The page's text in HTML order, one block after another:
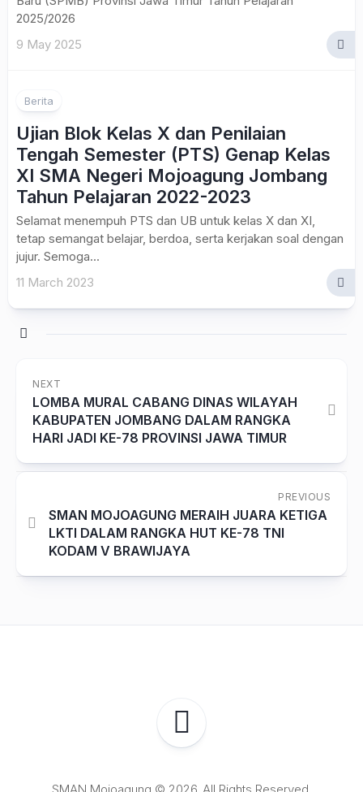
2025/2026
9 May 2025
Berita
Ujian Blok Kelas X dan Penilaian
Tengah Semester (PTS) Genap Kelas
XI SMA Negeri Mojoagung Jombang
Tahun Pelajaran 2022-2023
Selamat menempuh PTS dan UB untuk kelas X dan XI,
tetap semangat belajar, berdoa, serta kerjakan soal dengan
jujur. Semoga...
11 March 2023
NEXT
LOMBA MURAL CABANG DINAS WILAYAH
KABUPATEN JOMBANG DALAM RANGKA
HARI JADI KE-78 PROVINSI JAWA TIMUR
PREVIOUS
SMAN MOJOAGUNG MERAIH JUARA KETIGA
LKTI DALAM RANGKA HUT KE-78 TNI
KODAM V BRAWIJAYA